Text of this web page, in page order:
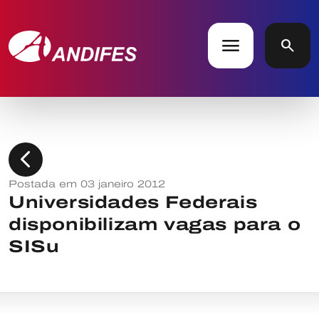
menu search
chevron_left
Postada em 03 janeiro 2012
Universidades Federais
disponibilizam vagas para o
SISu